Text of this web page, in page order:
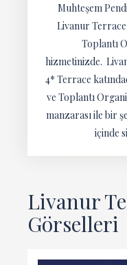
Muhteşem
Livanur Terrace
Toplantı
hizmetinizde.
4* Terrace
ve Toplantı
manzarası ile bir
içinde
Livanur
Görselleri